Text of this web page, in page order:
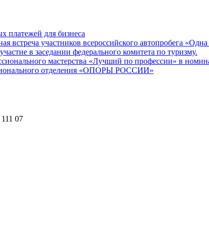
платежей для бизнеса
встреча участников всероссийского автопробега
в заседании федерального комитета по туризму.
мастерства «Лучший по профессии» в
отделения «ОПОРЫ РОССИИ»
07